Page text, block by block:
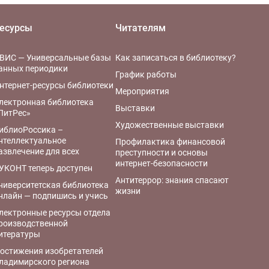
— Универсальные базы
периодики
ресурсы библиотеки
библиотека
–
для всех
теперь доступен
библиотека
— подпишись и учись
ресурсы отдела
изобретателей
региона
Читателям
Как записаться в библиотеку?
График работы
Мероприятия
Выставки
Художественные выставки
Профилактика финансовой
преступности и основы
интернет-безопасности
Антитеррор: знания спасают
жизни